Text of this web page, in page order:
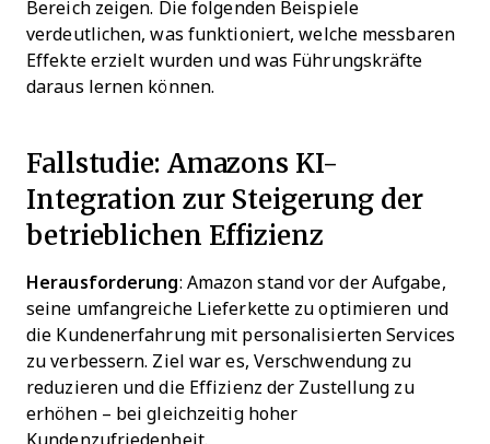
Bereich zeigen. Die folgenden Beispiele
verdeutlichen, was funktioniert, welche messbaren
Effekte erzielt wurden und was Führungskräfte
daraus lernen können.
Fallstudie: Amazons KI-
Integration zur Steigerung der
betrieblichen Effizienz
Herausforderung: Amazon stand vor der Aufgabe,
seine umfangreiche Lieferkette zu optimieren und
die Kundenerfahrung mit personalisierten Services
zu verbessern. Ziel war es, Verschwendung zu
reduzieren und die Effizienz der Zustellung zu
erhöhen – bei gleichzeitig hoher
Kundenzufriedenheit.